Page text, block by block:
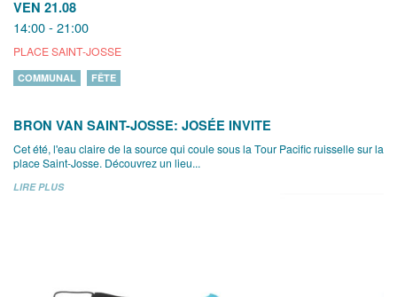
VEN 21.08
14:00 - 21:00
PLACE SAINT-JOSSE
COMMUNAL FÊTE
BRON VAN SAINT-JOSSE: JOSÉE INVITE
Cet été, l'eau claire de la source qui coule sous la Tour Pacific ruisselle sur la
place Saint-Josse. Découvrez un lieu...
LIRE PLUS